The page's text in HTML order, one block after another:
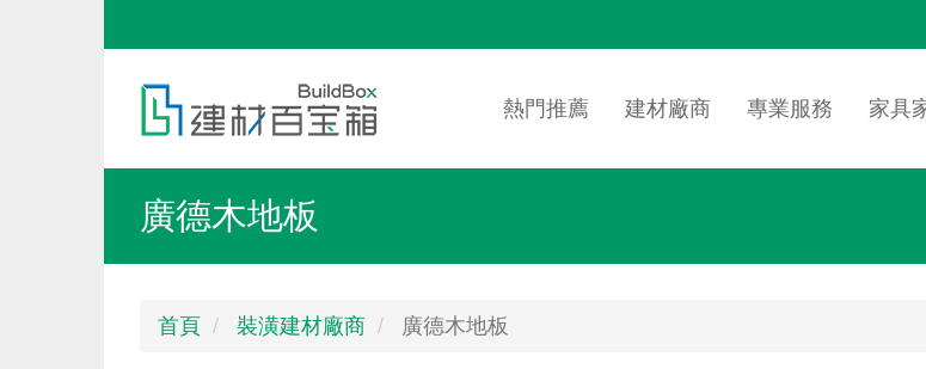
menu
navigation
熱門推薦 建材廠商 專業服務 家具
廣德木地板
首頁 裝潢建材廠商 廣德木地板